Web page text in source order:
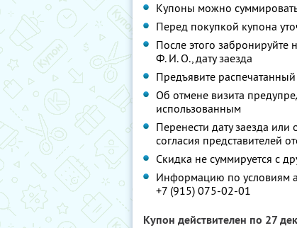
Купоны можно
Перед покупкой купона
После этого
Ф. И. О.,дату заезда
Предъявите
Об отмене визита
использованным
Перенести дату заезда
согласия представителей
Скидка не суммируется с
Информацию по условиям
+7 (915) 075-02-01
Купон действителен по 27